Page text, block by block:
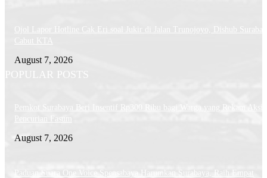
Ojol Lapor Hotline Cak Eri soal Jukir di Jalan Trunojoyo, Dishub
Cabut KTA
August 7, 2026
POPULAR POSTS
Pemkot Surabaya Beri Insentif Rp300 Ribu bagi Warga yang Rekam Aksi
Pencurian Fasum
August 7, 2026
Paduan Suara One Voice Spensabaya Harumkan Surabaya, Raih Empat